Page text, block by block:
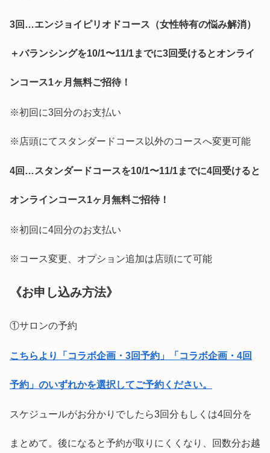
3回…エンジョイピリオドコース（女性特有の悩み解消）
＋バランシングを10/1〜11/1までに3回受けるとオンライ
ンコース1ヶ月無料ご招待！
※初回に3回分のお支払い
※店頭にてスタンダードコース以外のコースへ変更可能
4回…スタンダードコースを10/1〜11/1までに4回受けると
オンラインコース1ヶ月無料ご招待！
※初回に4回分のお支払い
※コース変更、オプション追加は店頭にて可能
《お申し込み方法》
①サロンの予約
こちらより「コラボ企画・3回予約」「コラボ企画・4回
予約」のいずれかを選択してご予約ください。
スケジュールがお分かりでしたら3回分もしくは4回分を
まとめて。後になると予約が取りにくくなり、回数分お越